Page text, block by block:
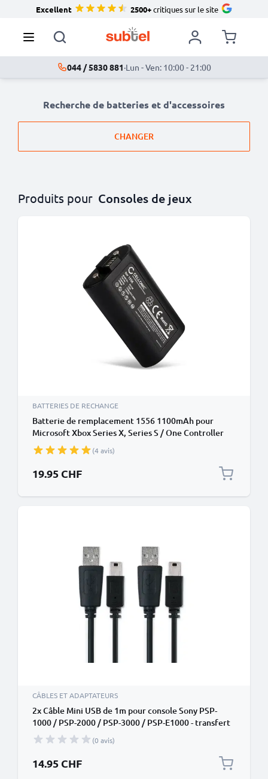
Excellent 2500+critiques sur le site
044 / 5830 881·Lun - Ven: 10:00 - 21:00
Recherche de batteries et d'accessoires
CHANGER
Produits pour Consoles de jeux
BATTERIES DE RECHANGE
Batterie de remplacement 1556 1100mAh pour
Microsoft Xbox Series X, Series S / One Controller
(4 avis)
19.95 CHF
CÂBLES ET ADAPTATEURS
2x Câble Mini USB de 1m pour console Sony PSP-
1000 / PSP-2000 / PSP-3000 / PSP-E1000 - transfert
de données et charge 1A noir en PVC
(0 avis)
14.95 CHF